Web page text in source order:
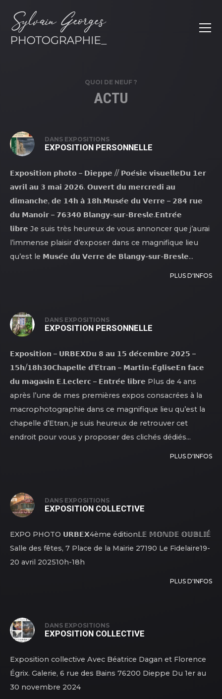
QUOI DE NEUF ?
ACTU
ACTUDANS EXPOSITIONS
EXPOSITION PERSONNELLE
𝗘𝘅𝗽𝗼𝘀𝗶𝘁𝗶𝗼𝗻 𝗽𝗵𝗼𝘁𝗼 – 𝗗𝗶𝗲𝗽𝗽𝗲 // 𝗣𝗼𝗲́𝘀𝗶𝗲 𝘃𝗶𝘀𝘂𝗲𝗹𝗹𝗲𝗗𝘂 𝟭𝗲𝗿
𝗮𝘃𝗿𝗶𝗹 𝗮𝘂 𝟯 𝗺𝗮𝗶 𝟮𝟬𝟮𝟲. 𝗢𝘂𝘃𝗲𝗿𝘁 𝗱𝘂 𝗺𝗲𝗿𝗰𝗿𝗲𝗱𝗶 𝗮𝘂
𝗱𝗶𝗺𝗮𝗻𝗰𝗵𝗲, 𝗱𝗲 𝟭𝟰𝗵 𝗮̀ 𝟭𝟴𝗵.𝗠𝘂𝘀𝗲́𝗲 𝗱𝘂 𝗩𝗲𝗿𝗿𝗲 – 𝟮𝟴𝟰 𝗿𝘂𝗲
𝗱𝘂 𝗠𝗮𝗻𝗼𝗶𝗿 – 𝟳𝟲𝟯𝟰𝟬 𝗕𝗹𝗮𝗻𝗴𝘆-𝘀𝘂𝗿-𝗕𝗿𝗲𝘀𝗹𝗲.𝗘𝗻𝘁𝗿𝗲́𝗲
𝗹𝗶𝗯𝗿𝗲 Je suis très heureux de vous annoncer que j’aurai
l’immense plaisir d’exposer dans ce magnifique lieu
qu’est le 𝗠𝘂𝘀𝗲́𝗲 𝗱𝘂 𝗩𝗲𝗿𝗿𝗲 𝗱𝗲 𝗕𝗹𝗮𝗻𝗴𝘆-𝘀𝘂𝗿-𝗕𝗿𝗲𝘀𝗹𝗲...
PLUS D'INFOS
DANS EXPOSITIONS
EXPOSITION PERSONNELLE
𝗘𝘅𝗽𝗼𝘀𝗶𝘁𝗶𝗼𝗻 – 𝗨𝗥𝗕𝗘𝗫𝗗𝘂 𝟴 𝗮𝘂 𝟭𝟱 𝗱𝗲́𝗰𝗲𝗺𝗯𝗿𝗲 𝟮𝟬𝟮𝟱 –
𝟭𝟱𝗵/𝟭𝟴𝗵𝟯𝟬𝗖𝗵𝗮𝗽𝗲𝗹𝗹𝗲 𝗱’𝗘́𝘁𝗿𝗮𝗻 – 𝗠𝗮𝗿𝘁𝗶𝗻-𝗘́𝗴𝗹𝗶𝘀𝗲𝗘𝗻 𝗳𝗮𝗰𝗲
𝗱𝘂 𝗺𝗮𝗴𝗮𝘀𝗶𝗻 𝗘.𝗟𝗲𝗰𝗹𝗲𝗿𝗰 – 𝗘𝗻𝘁𝗿𝗲́𝗲 𝗹𝗶𝗯𝗿𝗲 Plus de 4 ans
après l’une de mes premières expos consacrées à la
macrophotographie dans ce magnifique lieu qu’est la
chapelle d’Etran, je suis heureux de retrouver cet
endroit pour vous y proposer des clichés dédiés...
PLUS D'INFOS
DANS EXPOSITIONS
EXPOSITION COLLECTIVE
EXPO PHOTO 𝗨𝗥𝗕𝗘𝗫4ème édition𝕃𝔼 𝕄𝕆ℕ𝔻𝔼 𝕆𝕌𝔹𝕃𝕀𝔼́
Salle des fêtes, 7 Place de la Mairie 27190 Le Fidelaire19-
20 avril 202510h-18h
PLUS D'INFOS
DANS EXPOSITIONS
EXPOSITION COLLECTIVE
Exposition collective Avec Béatrice Dagan et Florence
Égrix. Galerie, 6 rue des Bains 76200 Dieppe Du 1er au
30 novembre 2024